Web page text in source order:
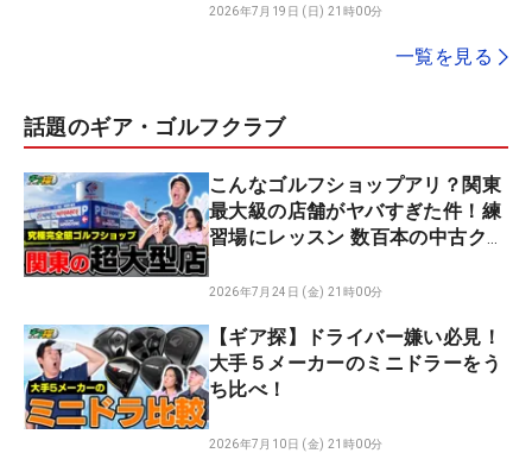
2026年7月19日 (日) 21時00分
一覧を見る
話題のギア・ゴルフクラブ
こんなゴルフショップアリ？関東
最大級の店舗がヤバすぎた件！練
習場にレッスン 数百本の中古クラ
2026年7月24日 (金) 21時00分
【ギア探】ドライバー嫌い必見！
大手５メーカーのミニドラーをう
ち比べ！
2026年7月10日 (金) 21時00分